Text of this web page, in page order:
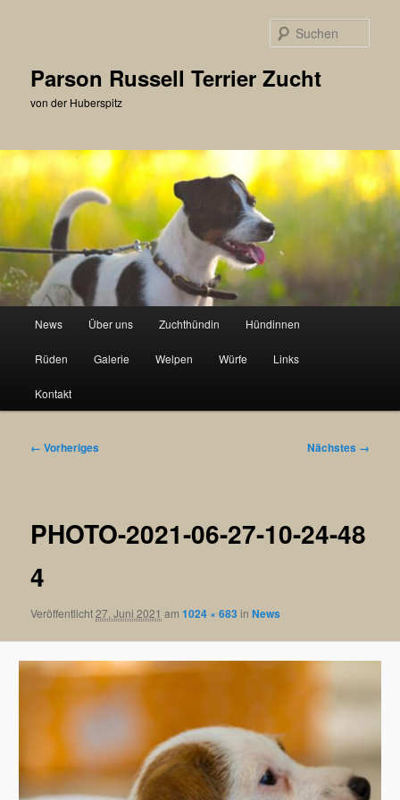
Parson Russell Terrier Zucht
von der Huberspitz
News Über uns Zuchthündin Hündinnen
Rüden Galerie Welpen Würfe Links
Kontakt
Bilder-
← Vorheriges Nächstes →
PHOTO-2021-06-27-10-24-48
4
Veröffentlicht27. Juni 2021 am1024 × 683 inNews